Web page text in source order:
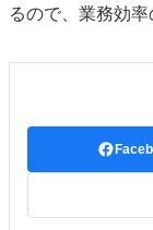
るので、業務効